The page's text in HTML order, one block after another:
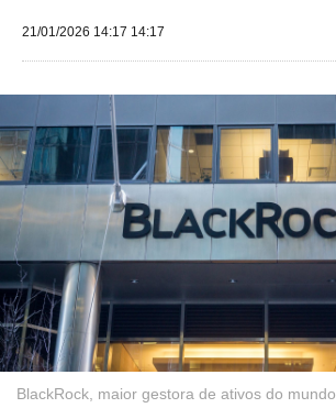
21/01/2026 14:17 14:17
BlackRock, maior gestora de ativos do mundo.